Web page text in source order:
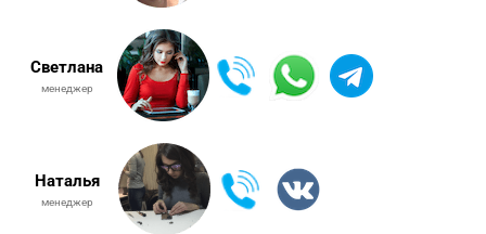
Светлана
менеджер
Наталья
менеджер